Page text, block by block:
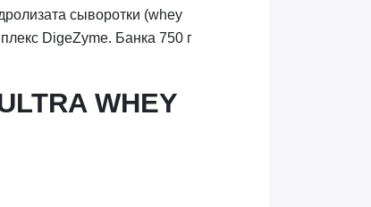
сыворотки (whey
DigeZyme. Банка 750 г
WHEY